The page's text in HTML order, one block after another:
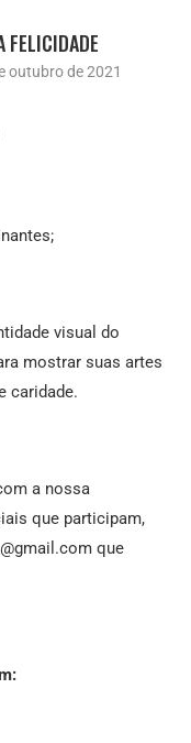
FELICIDADE
outubro de 2021
visual do
mostrar suas artes
caridade.
a nossa
que participam,
que